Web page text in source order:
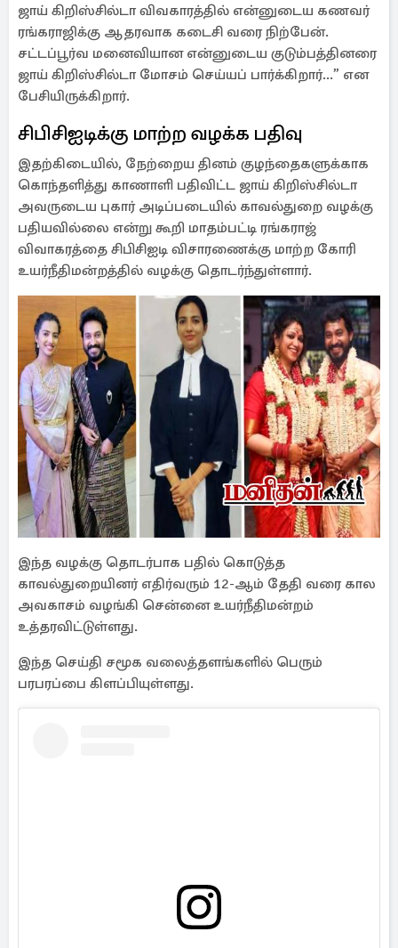
ஜாய் கிறிஸ்சில்டா விவகாரத்தில் என்னுடைய கணவர்
ரங்கராஜிக்கு ஆதரவாக கடைசி வரை நிற்பேன்.
சட்டப்பூர்வ மனைவியான என்னுடைய குடும்பத்தினரை
ஜாய் கிறிஸ்சில்டா மோசம் செய்யப் பார்க்கிறார்...” என
பேசியிருக்கிறார்.
சிபிசிஐடிக்கு மாற்ற வழக்க பதிவு
இதற்கிடையில், நேற்றைய தினம் குழந்தைகளுக்காக
கொந்தளித்து காணாளி பதிவிட்ட ஜாய் கிறிஸ்சில்டா
அவருடைய புகார் அடிப்படையில் காவல்துறை வழக்கு
பதியவில்லை என்று கூறி மாதம்பட்டி ரங்கராஜ்
விவாகரத்தை சிபிசிஐடி விசாரணைக்கு மாற்ற கோரி
உயர்நீதிமன்றத்தில் வழக்கு தொடர்ந்துள்ளார்.
இந்த வழக்கு தொடர்பாக பதில் கொடுத்த
காவல்துறையினர் எதிர்வரும் 12-ஆம் தேதி வரை கால
அவகாசம் வழங்கி சென்னை உயர்நீதிமன்றம்
உத்தரவிட்டுள்ளது.
இந்த செய்தி சமூக வலைத்தளங்களில் பெரும்
பரபரப்பை கிளப்பியுள்ளது.